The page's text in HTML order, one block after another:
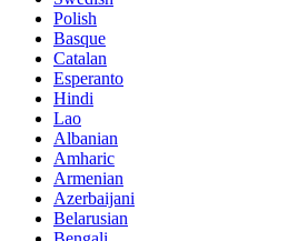
Polish
Basque
Catalan
Esperanto
Hindi
Lao
Albanian
Amharic
Armenian
Azerbaijani
Belarusian